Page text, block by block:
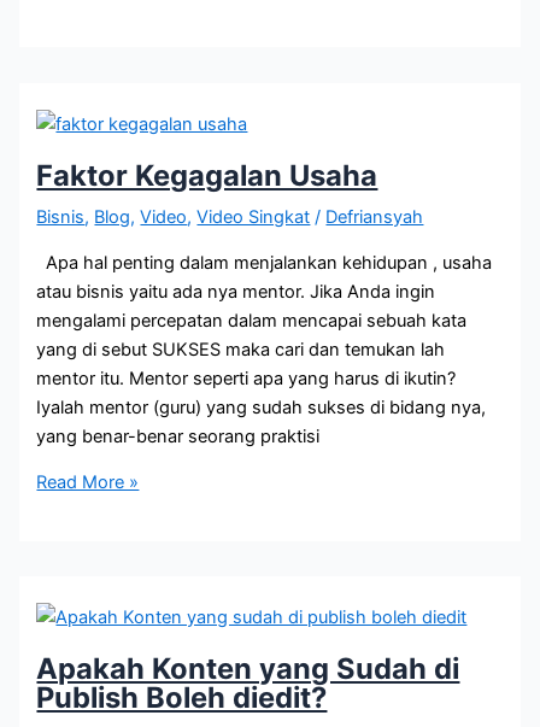
Faktor Kegagalan Usaha
Bisnis, Blog,Video,Video Singkat / Defriansyah
Apa hal penting dalam menjalankan kehidupan , usaha
atau bisnis yaitu ada nya mentor. Jika Anda ingin
mengalami percepatan dalam mencapai sebuah kata
yang di sebut SUKSES maka cari dan temukan lah
mentor itu. Mentor seperti apa yang harus di ikutin?
Iyalah mentor (guru) yang sudah sukses di bidang nya,
yang benar-benar seorang praktisi
Faktor
Read More »
Apakah Konten yang Sudah di
Publish Boleh diedit?